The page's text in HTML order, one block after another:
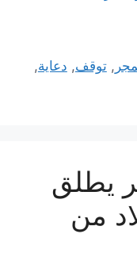
,توقف, دعاية,
يطلق
من